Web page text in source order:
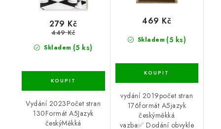
Skladem (5 ks)
279 Kč
449 Kč
Vydání 2023Počet stran
130Formát A5Jazyk
českýMěkká
Skladem (5 ks)
469 Kč
vydání 2019počet stran
176formát A5jazyk
českýměkká
vazba✅ Dodání obvykle